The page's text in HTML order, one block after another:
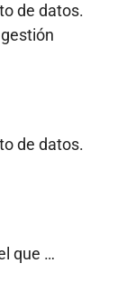
de datos.
de datos.
que …